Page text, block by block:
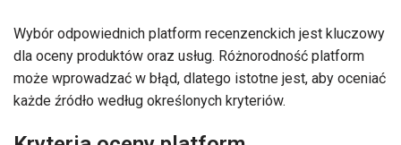
Wybór odpowiednich platform recenzenckich jest kluczowy
dla oceny produktów oraz usług. Różnorodność platform
może wprowadzać w błąd, dlatego istotne jest, aby oceniać
każde źródło według określonych kryteriów.